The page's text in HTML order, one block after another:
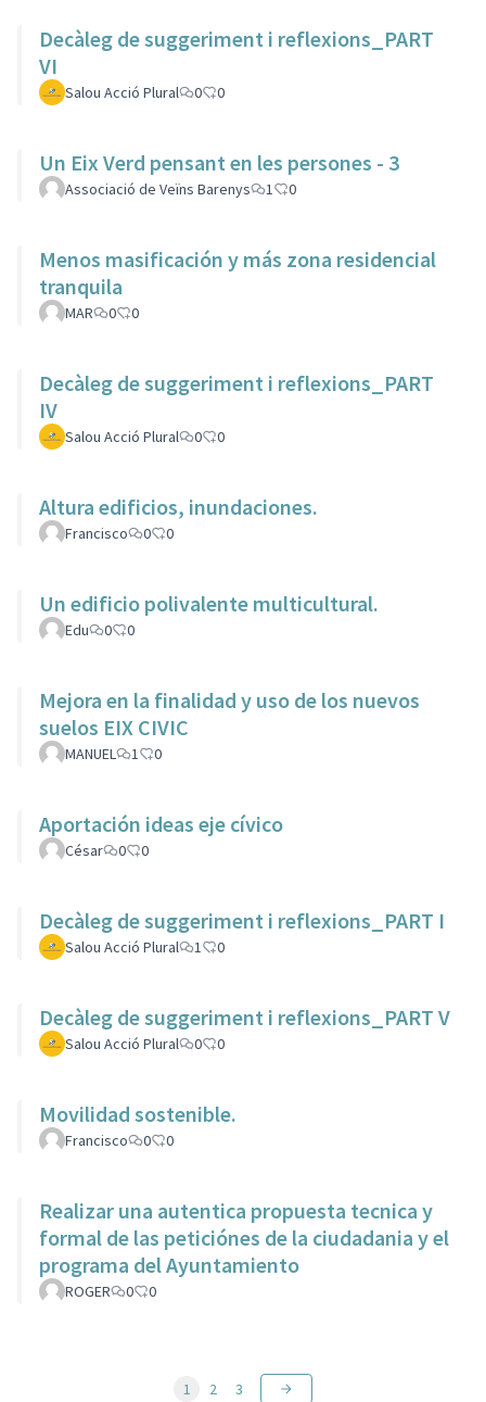
Decàleg de suggeriment i reflexions_PART
VI
Salou Acció Plural 0 0
Un Eix Verd pensant en les persones - 3
Associació de Veïns Barenys 1 0
Menos masificación y más zona residencial
tranquila
MAR 0 0
Decàleg de suggeriment i reflexions_PART
IV
Salou Acció Plural 0 0
Altura edificios, inundaciones.
Francisco 0 0
Un edificio polivalente multicultural.
Edu 0 0
Mejora en la finalidad y uso de los nuevos
suelos EIX CIVIC
MANUEL 1 0
Aportación ideas eje cívico
César 0 0
Decàleg de suggeriment i reflexions_PART I
Salou Acció Plural 1 0
Decàleg de suggeriment i reflexions_PART V
Salou Acció Plural 0 0
Movilidad sostenible.
Francisco 0 0
Realizar una autentica propuesta tecnica y
formal de las peticiónes de la ciudadania y el
programa del Ayuntamiento
ROGER 0 0
1 2 3